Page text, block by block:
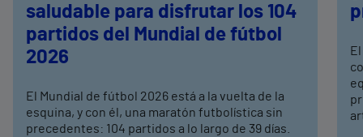
saludable para disfrutar los 104
partidos del Mundial de fútbol
2026
El Mundial de fútbol 2026 está a la vuelta de la
esquina, y con él, una maratón futbolística sin
precedentes: 104 partidos a lo largo de 39 días.